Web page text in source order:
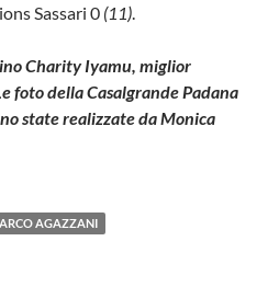
Sassari 0 (11).
Charity Iyamu, miglior
foto della Casalgrande Padana
state realizzate da Monica
AGAZZANI